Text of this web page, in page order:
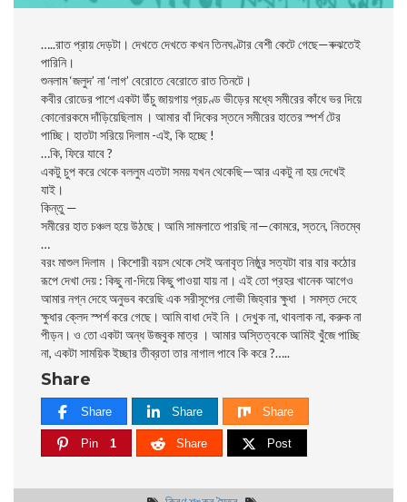
…..রাত প্রায় দেড়টা। দেখতে দেখতে কখন তিনঘণ্টার বেশী কেটে গেছে—ৰুঝতেই
পারিনি।
শুনলাম ‘জলুদ’ না ‘লাগ’ বেরোতে বেরোতে রাত তিনটে।
কবীর রোডের পাশে একটা উঁচু জায়গায় প্রচণ্ড ভীড়ের মধ্যে সমীরের কাঁধে ভর দিয়ে
কোনোরকমে দাঁড়িয়েছিলাম । আমার বাঁ দিকের স্তনে সমীরের হাতের স্পর্শ টের
পাচ্ছি। হাতটা সরিয়ে দিলাম -এই, কি হচ্ছে !
…কি, ফিরে যাবে ?
একটু চুপ করে থেকে বললুম এতটা সময় যখন থেকেছি—আর একটু না হয় দেখেই
যাই।
কিন্তু —
সমীরের হাত চঞ্চল হয়ে উঠছে। আমি সামলাতে পারছি না—কোমরে, স্তনে, নিতম্বে
…
বরং মাশুল দিলাম । কিশোরী বয়স থেকে সেই অনাবৃত নিষ্ঠুর সত্যটা বার বার কঠোর
রূপে দেখা দেয় : কিছু না-দিয়ে কিছু পাওয়া যায় না। এই তো প্রহর খানেক আগেও
আমার নগ্ন দেহে অনুভব করেছি এক সরীসৃপের লোভী জিহ্বার ক্ষুধা । সমস্ত দেহে
ক্ষুধার ক্লেদ স্পর্শ করে গেছে। আমি বাধা দেই নি । দেখুক না, থাবলাক না, করুক না
পীড়ন। ও তো একটা অন্ধ উজবুক মাত্র । আমার অস্তিত্বকে আমিই খুঁজে পাচ্ছি
না, একটা সাময়িক ইচ্ছার তীব্রতা তার নাগাল পাবে কি করে ?…..
Share
Share Share Share
Pin 1 Share Post